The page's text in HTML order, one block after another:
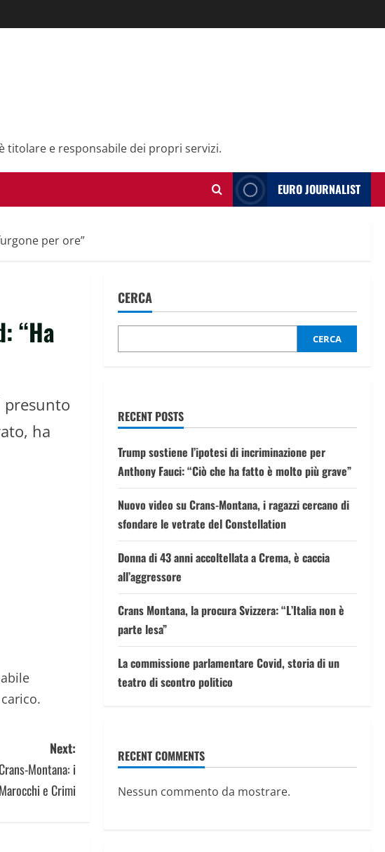
titolare e responsabile dei propri servizi.
EURO JOURNALIST
per ore”
“Ha
ha
Next:
Montana: i
e Crimi
CERCA
CERCA
RECENT POSTS
Trump sostiene l’ipotesi di incriminazione per
Anthony Fauci: “Ciò che ha fatto è molto più grave”
Nuovo video su Crans-Montana, i ragazzi cercano di
sfondare le vetrate del Constellation
Donna di 43 anni accoltellata a Crema, è caccia
all’aggressore
Crans Montana, la procura Svizzera: “L’Italia non è
parte lesa”
La commissione parlamentare Covid, storia di un
teatro di scontro politico
RECENT COMMENTS
Nessun commento da mostrare.